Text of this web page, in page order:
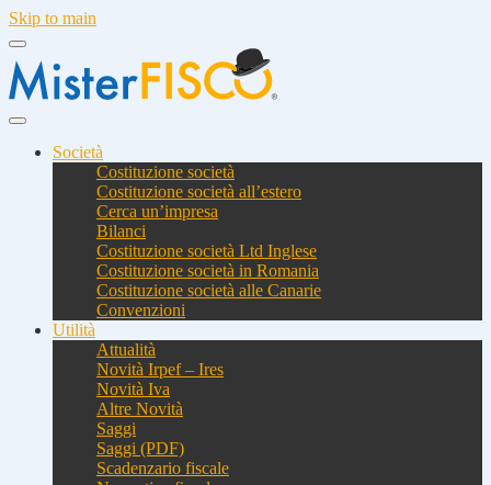
Skip to main
Società
Costituzione società
Costituzione società all’estero
Cerca un’impresa
Bilanci
Costituzione società Ltd Inglese
Costituzione società in Romania
Costituzione società alle Canarie
Convenzioni
Utilità
Attualità
Novità Irpef – Ires
Novità Iva
Altre Novità
Saggi
Saggi (PDF)
Scadenzario fiscale